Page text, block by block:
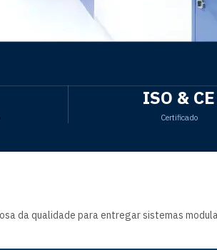
ISO & CE
Certificado
da qualidade para entregar sistemas